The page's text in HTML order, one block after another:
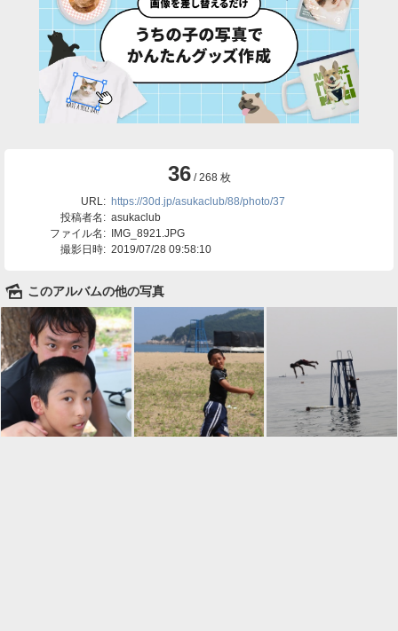
36 / 268 枚
URL: https://30d.jp/asukaclub/88/photo/37
投稿者名: asukaclub
ファイル名: IMG_8921.JPG
撮影日時: 2019/07/28 09:58:10
🌄 このアルバムの他の写真